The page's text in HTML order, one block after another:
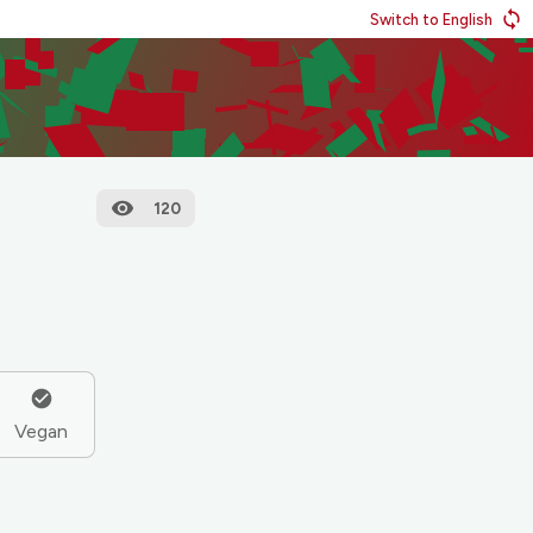
Switch to English
120
Vegan